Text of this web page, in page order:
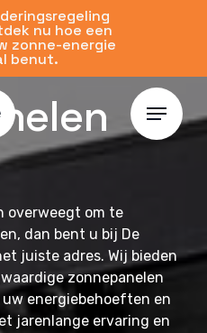
nu hoe een
zonne-energie
benut.
Menu
overweegt om te
dan bent u bij De
juiste adres. Wij bieden
zonnepanelen
energiebehoeften en
jarenlange ervaring en